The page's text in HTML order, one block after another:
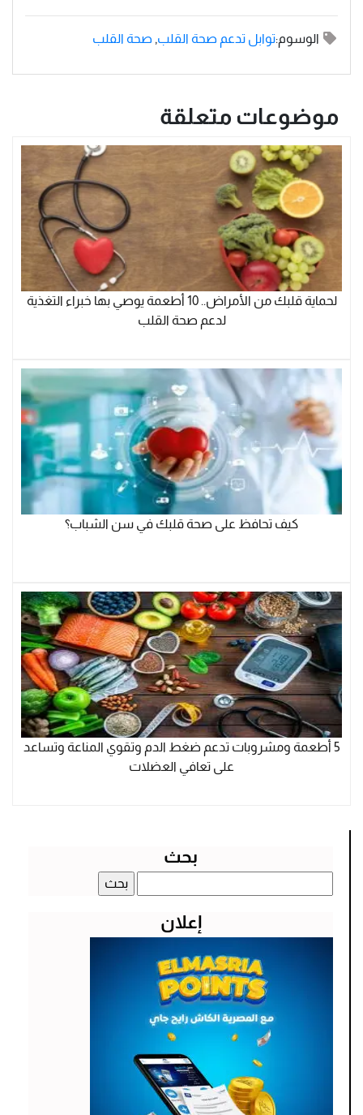
الوسوم:توابل تدعم صحة القلب, صحة القلب
موضوعات متعلقة
لحماية قلبك من الأمراض.. 10 أطعمة يوصي بها خبراء التغذية
لدعم صحة القلب
كيف تحافظ على صحة قلبك في سن الشباب؟
5 أطعمة ومشروبات تدعم ضغط الدم وتقوي المناعة وتساعد
على تعافي العضلات
بحث
عن:
إعلان